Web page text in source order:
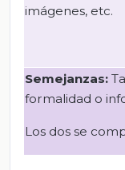
imágenes, etc.
Semejanzas:
formalidad o
Los dos se